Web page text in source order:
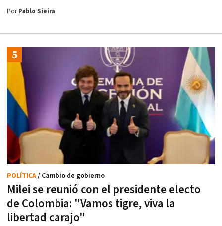
PorPablo Sieira
Milei se reunió con el presidente electo
de Colombia: "Vamos tigre, viva la
libertad carajo"
POLÍTICA/ Cambio de gobierno